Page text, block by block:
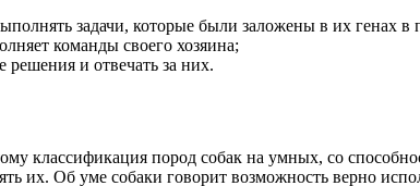
задачи, которые были заложены в их генах в
команды своего хозяина;
и отвечать за них.
классификация пород собак на умных, со
их. Об уме собаки говорит возможность верно